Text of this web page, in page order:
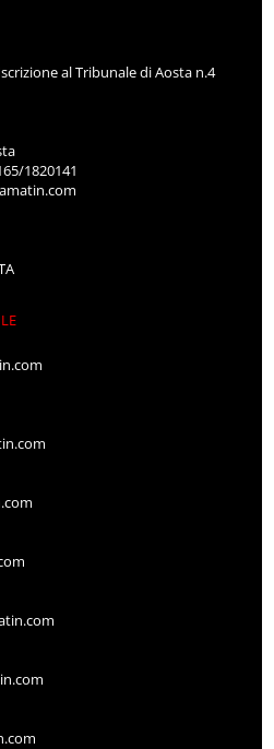
al Tribunale di Aosta n.4
1820141